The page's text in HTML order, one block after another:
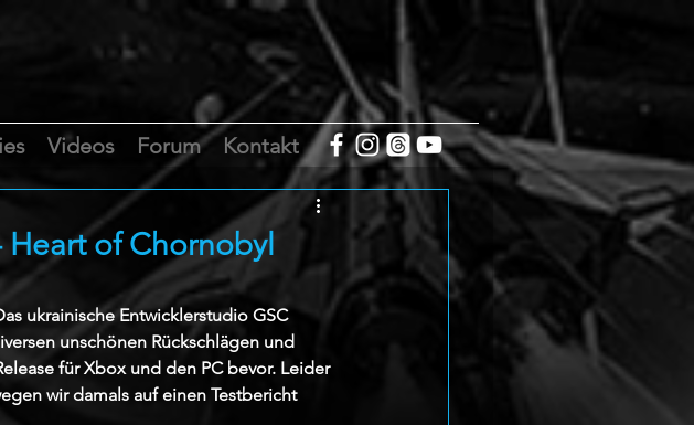
Videos Forum Kontakt
Heart of Chornobyl
ukrainische Entwicklerstudio GSC
unschönen Rückschlägen und
für Xbox und den PC bevor. Leider
wir damals auf einen Testbericht